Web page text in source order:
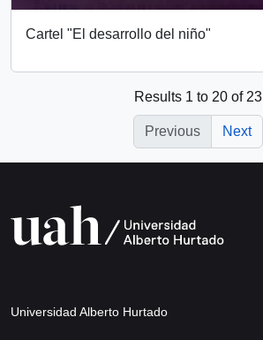
Cartel "El desarrollo del niño"
Results 1 to 20 of 23
Previous Next
Universidad Alberto Hurtado